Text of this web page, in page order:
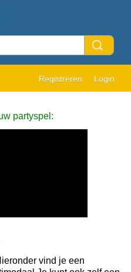
Registreren Login
partyspel:
vind je een